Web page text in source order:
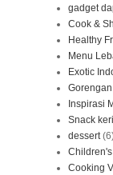
gadget
Cook &
Healthy
Menu
Exotic
Gorengan
Inspirasi
Snack
dessert
Cooking